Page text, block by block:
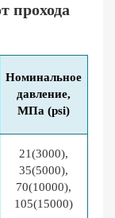
прохода
Номинальное
давление,
МПа (psi)
21(3000),
35(5000),
70(10000),
105(15000)